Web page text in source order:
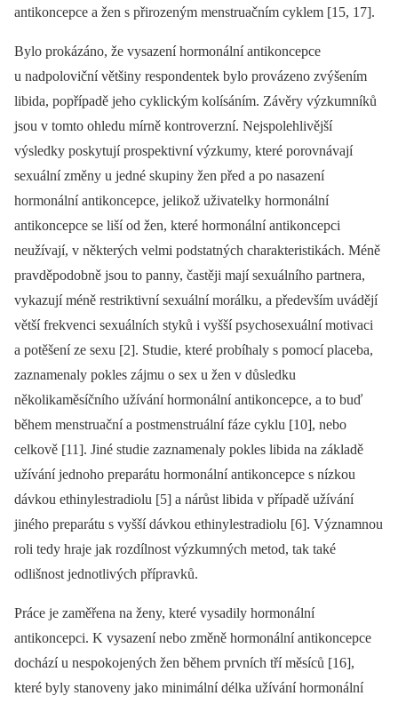
antikoncepce a žen s přirozeným menstruačním cyklem [15, 17].
Bylo prokázáno, že vysazení hormonální antikoncepce
u nadpoloviční většiny respondentek bylo provázeno zvýšením
libida, popřípadě jeho cyklickým kolísáním. Závěry výzkumníků
jsou v tomto ohledu mírně kontroverzní. Nejspolehlivější
výsledky poskytují prospektivní výzkumy, které porovnávají
sexuální změny u jedné skupiny žen před a po nasazení
hormonální antikoncepce, jelikož uživatelky hormonální
antikoncepce se liší od žen, které hormonální antikoncepci
neužívají, v některých velmi podstatných charakteristikách. Méně
pravděpodobně jsou to panny, častěji mají sexuálního partnera,
vykazují méně restriktivní sexuální morálku, a především uvádějí
větší frekvenci sexuálních styků i vyšší psychosexuální motivaci
a potěšení ze sexu [2]. Studie, které probíhaly s pomocí placeba,
zaznamenaly pokles zájmu o sex u žen v důsledku
několikaměsíčního užívání hormonální antikoncepce, a to buď
během menstruační a postmenstruální fáze cyklu [10], nebo
celkově [11]. Jiné studie zaznamenaly pokles libida na základě
užívání jednoho preparátu hormonální antikoncepce s nízkou
dávkou ethinylestradiolu [5] a nárůst libida v případě užívání
jiného preparátu s vyšší dávkou ethinylestradiolu [6]. Významnou
roli tedy hraje jak rozdílnost výzkumných metod, tak také
odlišnost jednotlivých přípravků.
Práce je zaměřena na ženy, které vysadily hormonální
antikoncepci. K vysazení nebo změně hormonální antikoncepce
dochází u nespokojených žen během prvních tří měsíců [16],
které byly stanoveny jako minimální délka užívání hormonální